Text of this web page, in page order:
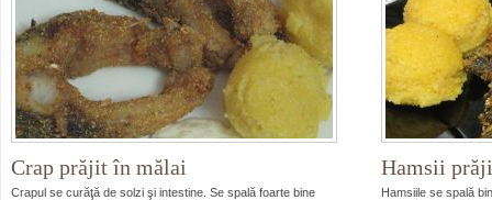
Crap prăjit în mălai
Crapul se curăţă de solzi şi intestine. Se spală foarte bine
Hamsii
Hamsiile se spală